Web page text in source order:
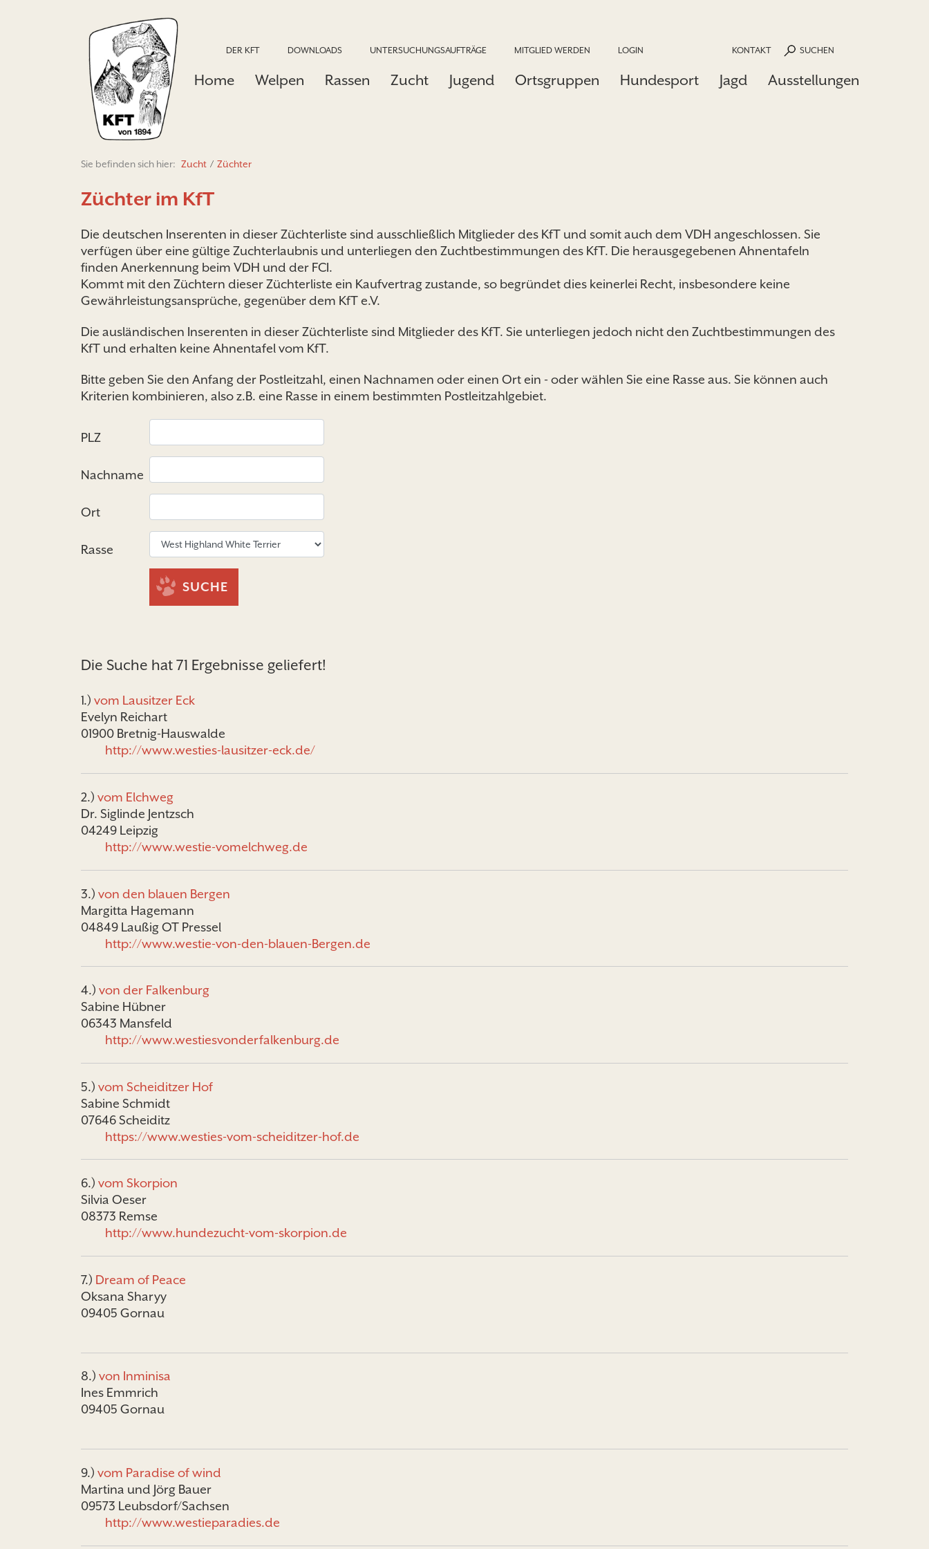
DER KFT DOWNLOADS UNTERSUCHUNGSAUFTRÄGE MITGLIED WERDEN LOGIN SUCHEN
KONTAKT
Home Welpen Rassen Zucht Jugend Ortsgruppen Hundesport Jagd Ausstellungen
Sie befinden sich hier: Zucht / Züchter
Züchter im KfT
Die deutschen Inserenten in dieser Züchterliste sind ausschließlich Mitglieder des KfT und somit auch dem VDH angeschlossen. Sie
verfügen über eine gültige Zuchterlaubnis und unterliegen den Zuchtbestimmungen des KfT. Die herausgegebenen Ahnentafeln
finden Anerkennung beim VDH und der FCI.
Kommt mit den Züchtern dieser Züchterliste ein Kaufvertrag zustande, so begründet dies keinerlei Recht, insbesondere keine
Gewährleistungsansprüche, gegenüber dem KfT e.V.
Die ausländischen Inserenten in dieser Züchterliste sind Mitglieder des KfT. Sie unterliegen jedoch nicht den Zuchtbestimmungen des
KfT und erhalten keine Ahnentafel vom KfT.
Bitte geben Sie den Anfang der Postleitzahl, einen Nachnamen oder einen Ort ein - oder wählen Sie eine Rasse aus. Sie können auch
Kriterien kombinieren, also z.B. eine Rasse in einem bestimmten Postleitzahlgebiet.
PLZ
Nachname
Ort
Rasse
SUCHE
Die Suche hat 71 Ergebnisse geliefert!
1.) vom Lausitzer Eck
Evelyn Reichart
01900 Bretnig-Hauswalde
http://www.westies-lausitzer-eck.de/
2.) vom Elchweg
Dr. Siglinde Jentzsch
04249 Leipzig
http://www.westie-vomelchweg.de
3.) von den blauen Bergen
Margitta Hagemann
04849 Laußig OT Pressel
http://www.westie-von-den-blauen-Bergen.de
4.) von der Falkenburg
Sabine Hübner
06343 Mansfeld
http://www.westiesvonderfalkenburg.de
5.) vom Scheiditzer Hof
Sabine Schmidt
07646 Scheiditz
https://www.westies-vom-scheiditzer-hof.de
6.) vom Skorpion
Silvia Oeser
08373 Remse
http://www.hundezucht-vom-skorpion.de
7.) Dream of Peace
Oksana Sharyy
09405 Gornau
8.) von Inminisa
Ines Emmrich
09405 Gornau
9.) vom Paradise of wind
Martina und Jörg Bauer
09573 Leubsdorf/Sachsen
http://www.westieparadies.de